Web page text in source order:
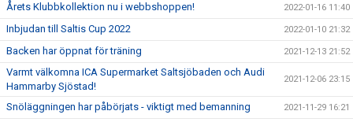
Årets Klubbkollektion nu i webbshoppen! 2022-01-16 11:40
Inbjudan till Saltis Cup 2022 2022-01-10 21:32
Backen har öppnat för träning 2021-12-13 21:52
Varmt välkomna ICA Supermarket Saltsjöbaden och Audi
Hammarby Sjöstad!
2021-12-06 23:15
Snöläggningen har påbörjats - viktigt med bemanning 2021-11-29 16:21